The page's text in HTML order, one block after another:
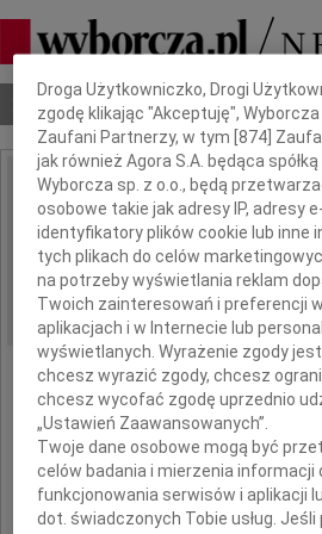
Nekrologi Odeszli Poradnik
IMIĘ I NAZWISKO: Andrzej
REGION: Kraków
DATA EMISJI: 29.01.2024
odszedł
Dbamy o Twoją prywatność
Droga Użytkowniczko, Drogi
zgodę klikając "Akceptuję", Wyborcza
Zaufani Partnerzy, w tym [874 ]
jak również Agora S.A. będąca
Wyborcza sp. z o.o., będą
osobowe takie jak adresy IP, adresy
identyfikatory plików cookie lub inne
tych plikach do celów
na potrzeby wyświetlania reklam
Twoich zainteresowań i preferencji
aplikacjach i w Internecie lub
wyświetlanych. Wyrażenie zgody
chcesz wyrazić zgody, chcesz
chcesz wycofać zgodę uprzednio
„Ustawień Zaawansowanych”.
Twoje dane osobowe mogą być
celów badania i mierzenia informacji
funkcjonowania serwisów i aplikacji
dot. świadczonych Tobie usług.